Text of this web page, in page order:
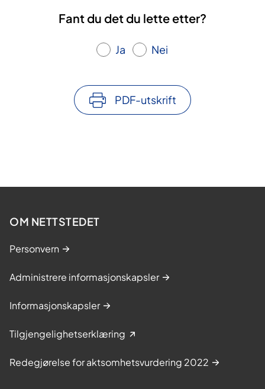
Fant du det du lette etter?
Ja Nei
PDF-utskrift
OM NETTSTEDET
Personvern
Administrere informasjonskapsler
Informasjonskapsler
Tilgjengelighetserklæring
Redegjørelse for aktsomhetsvurdering 2022